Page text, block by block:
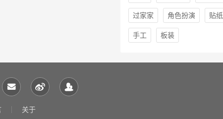
过家家 角色扮演 贴纸
手工 板装
关于